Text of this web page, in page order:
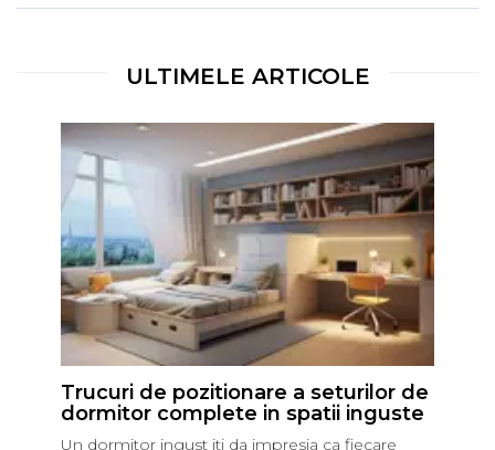
ULTIMELE ARTICOLE
Trucuri de pozitionare a seturilor de
dormitor complete in spatii inguste
Un dormitor ingust iti da impresia ca fiecare